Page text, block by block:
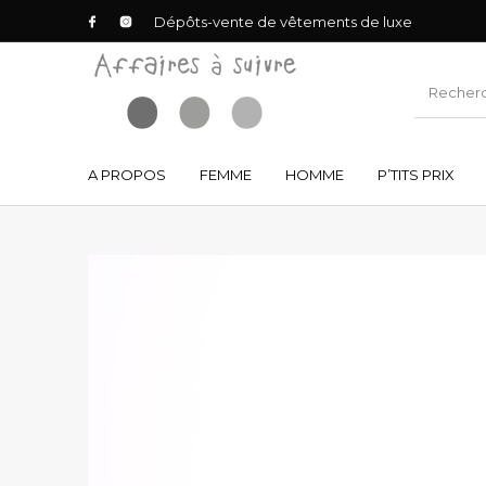
Dépôts-vente de vêtements de luxe
A PROPOS FEMME HOMME P’TITS PRIX